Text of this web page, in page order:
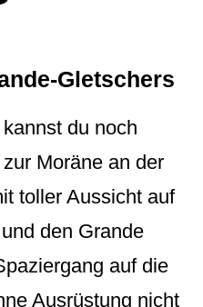
Gletschers
du noch
Moräne an der
toller Aussicht auf
den Grande
auf die
Ausrüstung nicht